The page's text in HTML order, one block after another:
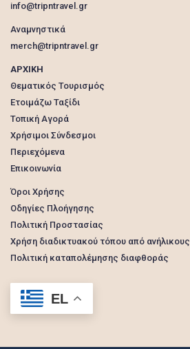
info@tripntravel.gr
Αναμνηστικά
merch@tripntravel.gr
ΑΡΧΙΚΗ
Θεματικός Τουρισμός
Ετοιμάζω Ταξίδι
Τοπική Αγορά
Χρήσιμοι Σύνδεσμοι
Περιεχόμενα
Επικοινωνία
Όροι Χρήσης
Οδηγίες Πλοήγησης
Πολιτική Προστασίας
Χρήση διαδικτυακού τόπου από ανήλικους
Πολιτική καταπολέμησης διαφθοράς
EL